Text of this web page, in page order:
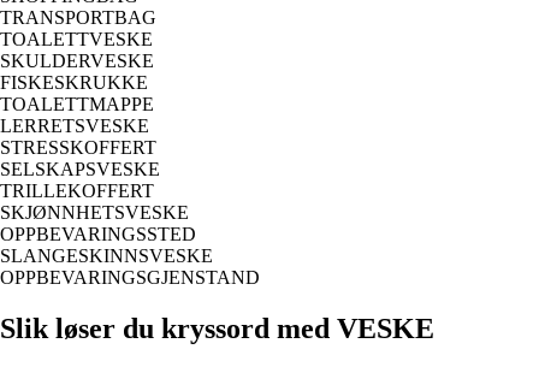
TRANSPORTBAG
TOALETTVESKE
SKULDERVESKE
FISKESKRUKKE
TOALETTMAPPE
LERRETSVESKE
STRESSKOFFERT
SELSKAPSVESKE
TRILLEKOFFERT
SKJØNNHETSVESKE
OPPBEVARINGSSTED
SLANGESKINNSVESKE
OPPBEVARINGSGJENSTAND
Slik løser du kryssord med VESKE